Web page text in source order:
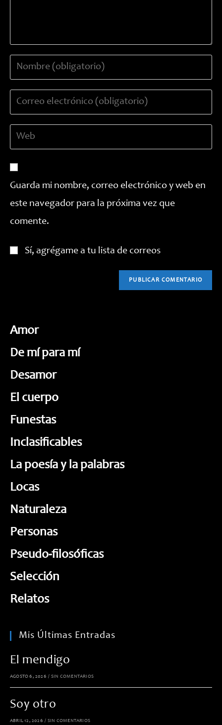
usuario
para
de
para
comentar
(opcional)
Guarda mi nombre, correo electrónico y web en
este navegador para la próxima vez que
comente.
Sí, agrégame a tu lista de correos
Amor
De mí para mí
Desamor
El cuerpo
Funestas
Inclasificables
La poesía y la palabras
Locas
Naturaleza
Personas
Pseudo-filosóficas
Selección
Relatos
Mis Últimas Entradas
El mendigo
AGOSTO 6, 2026 / SIN COMENTARIOS
Soy otro
ABRIL 12, 2026 / SIN COMENTARIOS